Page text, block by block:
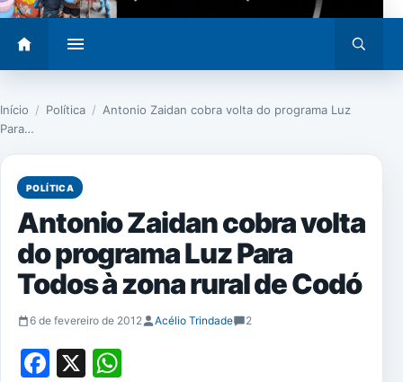
menu
busca
Início / Política / Antonio Zaidan cobra volta do programa Luz
Para…
POLÍTICA
Antonio Zaidan cobra volta
do programa Luz Para
Todos à zona rural de Codó
6 de fevereiro de 2012 Acélio Trindade 2
Facebook
X